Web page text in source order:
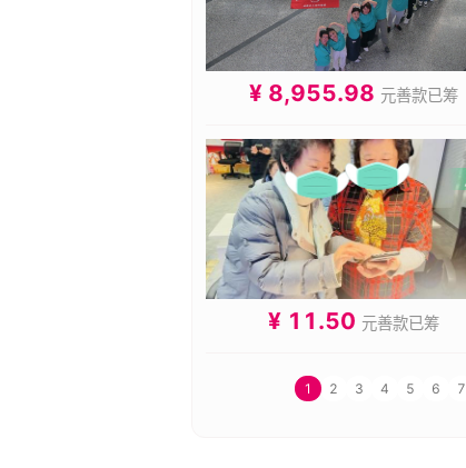
¥ 8,955.98 元善款已筹
¥ 11.50 元善款已筹
1 2 3 4 5 6 7